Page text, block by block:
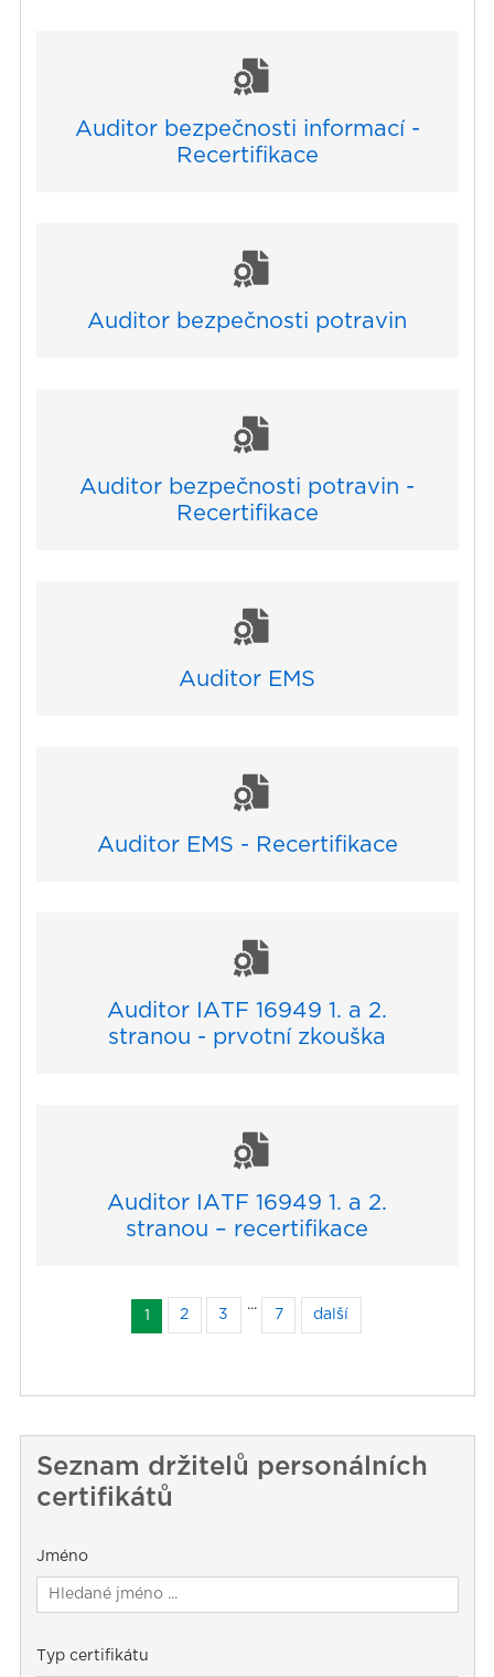
Auditor bezpečnosti informací -
Recertifikace
Auditor bezpečnosti potravin
Auditor bezpečnosti potravin -
Recertifikace
Auditor EMS
Auditor EMS - Recertifikace
Auditor IATF 16949 1. a 2.
stranou - prvotní zkouška
Auditor IATF 16949 1. a 2.
stranou – recertifikace
1 2 3
...
7 další
Seznam držitelů personálních
certifikátů
Jméno
Typ certifikátu